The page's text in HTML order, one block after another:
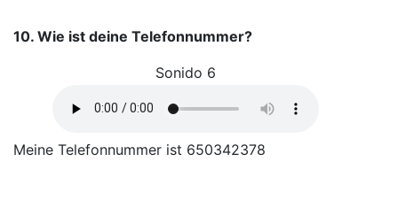
10. Wie ist deine Telefonnummer?
Sonido 6
Meine Telefonnummer ist 650342378